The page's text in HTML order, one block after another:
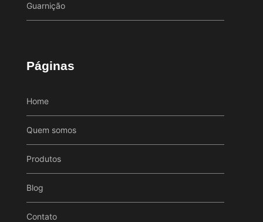
Guarnição
Páginas
Home
Quem somos
Produtos
Blog
Contato